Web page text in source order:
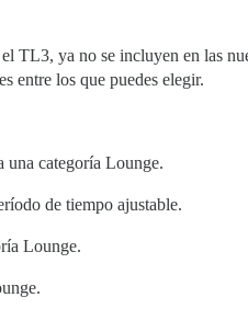
TL3, ya no se incluyen en las
entre los que puedes elegir.
una categoría Lounge.
de tiempo ajustable.
Lounge.